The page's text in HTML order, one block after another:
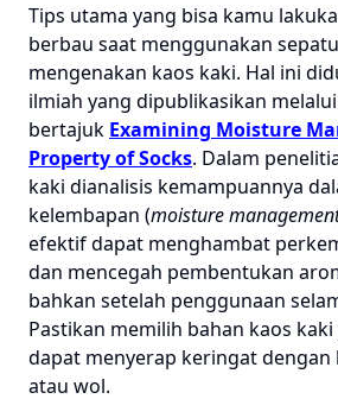
Tips utama yang bisa kamu
berbau saat menggunakan
mengenakan kaos kaki. Hal ini
ilmiah yang dipublikasikan
bertajuk Examining Moisture
Property of Socks. Dalam
kaki dianalisis kemampuannya
kelembapan (moisture
efektif dapat menghambat
dan mencegah pembentukan
bahkan setelah penggunaan
Pastikan memilih bahan kaos
dapat menyerap keringat dengan
atau wol.